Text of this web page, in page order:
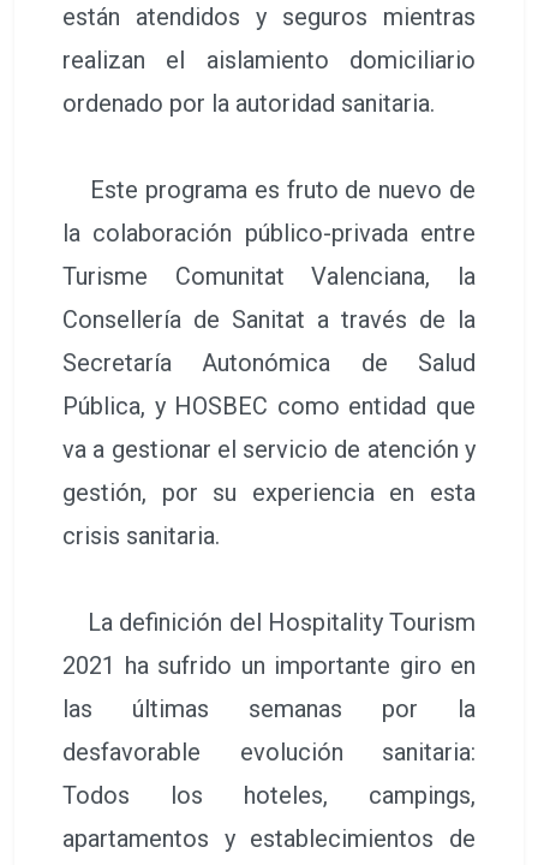
están atendidos y seguros mientras
realizan el aislamiento domiciliario
ordenado por la autoridad sanitaria.
Este programa es fruto de nuevo de
la colaboración público-privada entre
Turisme Comunitat Valenciana, la
Consellería de Sanitat a través de la
Secretaría Autonómica de Salud
Pública, y HOSBEC como entidad que
va a gestionar el servicio de atención y
gestión, por su experiencia en esta
crisis sanitaria.
La definición del Hospitality Tourism
2021 ha sufrido un importante giro en
las últimas semanas por la
desfavorable evolución sanitaria:
Todos los hoteles, campings,
apartamentos y establecimientos de